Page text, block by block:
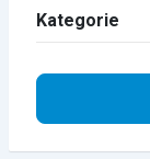
Kategorie